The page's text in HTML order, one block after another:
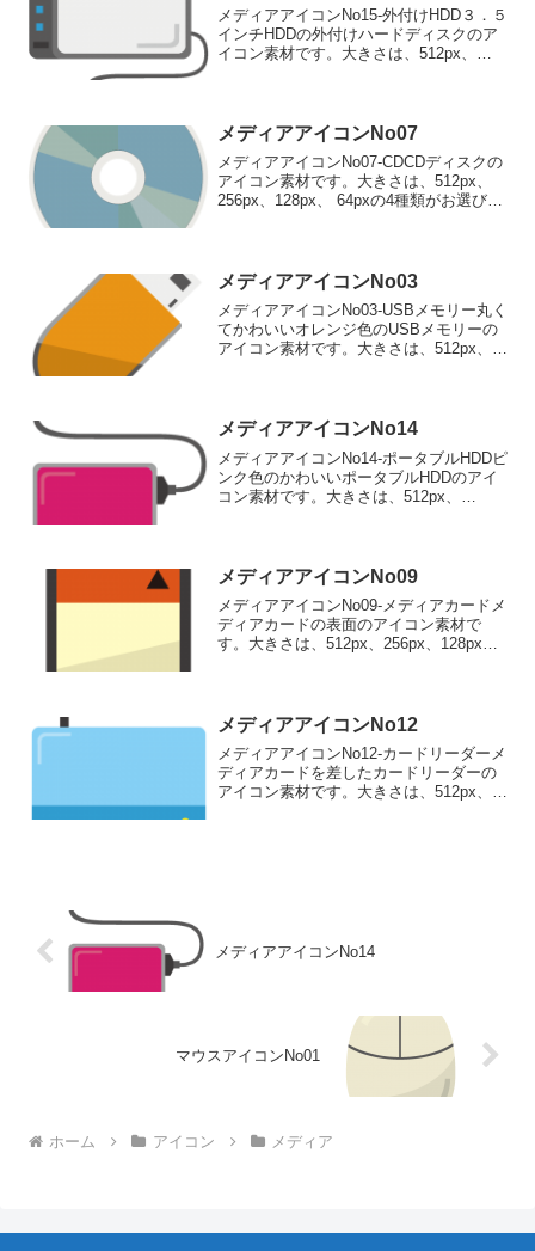
メディアアイコンNo15-外付けHDD３．５
インチHDDの外付けハードディスクのア
イコン素材です。大きさは、512px、
メディアアイコンNo07
メディアアイコンNo07-CDCDディスクの
アイコン素材です。大きさは、512px、
256px、128px、 64pxの4種類がお選びい
メディアアイコンNo03
メディアアイコンNo03-USBメモリー丸く
てかわいいオレンジ色のUSBメモリーの
アイコン素材です。大きさは、512px、
メディアアイコンNo14
メディアアイコンNo14-ポータブルHDDピ
ンク色のかわいいポータブルHDDのアイ
コン素材です。大きさは、512px、
メディアアイコンNo09
メディアアイコンNo09-メディアカードメ
ディアカードの表面のアイコン素材で
す。大きさは、512px、256px、128px、
メディアアイコンNo12
メディアアイコンNo12-カードリーダーメ
ディアカードを差したカードリーダーの
アイコン素材です。大きさは、512px、
メディアアイコンNo14
マウスアイコンNo01
ホーム アイコン メディア